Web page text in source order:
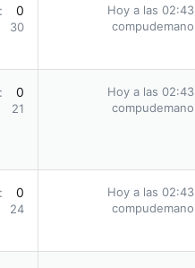
0
30
Hoy a las 02:43
compudemano
0
21
Hoy a las 02:43
compudemano
0
24
Hoy a las 02:43
compudemano